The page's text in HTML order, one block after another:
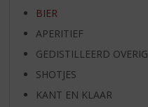
BIER
APERITIEF
GEDISTILLEERD OVERIG
SHOTJES
KANT EN KLAAR